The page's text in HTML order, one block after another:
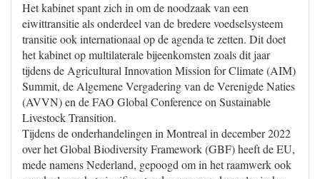
Het kabinet spant zich in om de noodzaak van een
eiwittransitie als onderdeel van de bredere voedselsysteem
transitie ook internationaal op de agenda te zetten. Dit doet
het kabinet op multilaterale bijeenkomsten zoals dit jaar
tijdens de Agricultural Innovation Mission for Climate (AIM)
Summit, de Algemene Vergadering van de Verenigde Naties
(AVVN) en de FAO Global Conference on Sustainable
Livestock Transition.
Tijdens de onderhandelingen in Montreal in december 2022
over het Global Biodiversity Framework (GBF) heeft de EU,
mede namens Nederland, gepoogd om in het raamwerk ook